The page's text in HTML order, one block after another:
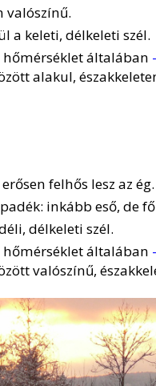
valószínű.
a keleti, délkeleti szél.
hőmérséklet általában
alakul,
felhős lesz az ég.
inkább eső, de
délkeleti szél.
hőmérséklet általában
valószínű,